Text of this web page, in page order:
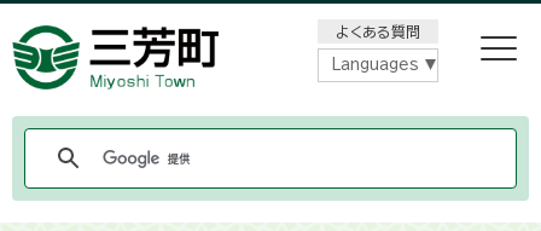
よくある質問
Languages